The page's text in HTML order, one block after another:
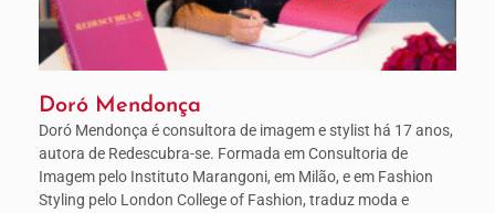
Doró Mendonça
Doró Mendonça é consultora de imagem e stylist há 17 anos,
autora de Redescubra-se. Formada em Consultoria de
Imagem pelo Instituto Marangoni, em Milão, e em Fashion
Styling pelo London College of Fashion, traduz moda e